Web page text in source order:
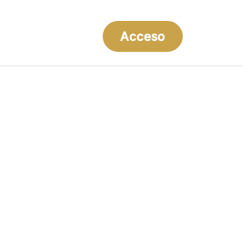
Acceso